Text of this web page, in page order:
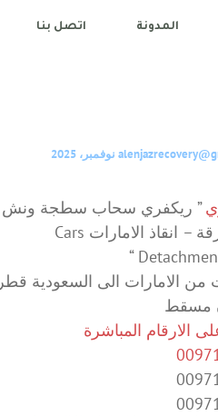
المدونة اتصل بنا
” ريكفري سحاب سطجة ونش
بردكون الشارقة – انقاذ الامارات Cars
الامارات الى السعودية قطر
مسقط
الارقام المباشرة